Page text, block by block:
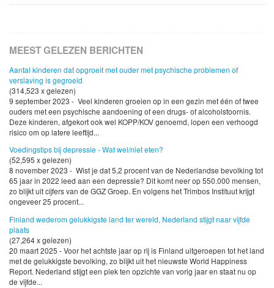
MEEST GELEZEN BERICHTEN
Aantal kinderen dat opgroeit met ouder met psychische problemen of
verslaving is gegroeid
(314,523 x gelezen)
9 september 2023 - Veel kinderen groeien op in een gezin met één of twee
ouders met een psychische aandoening of een drugs- of alcoholstoornis.
Deze kinderen, afgekort ook wel KOPP/KOV genoemd, lopen een verhoogd
risico om op latere leeftijd...
Voedingstips bij depressie - Wat wel/niet eten?
(52,595 x gelezen)
8 november 2023 - Wist je dat 5,2 procent van de Nederlandse bevolking tot
65 jaar in 2022 leed aan een depressie? Dit komt neer op 550.000 mensen,
zo blijkt uit cijfers van de GGZ Groep. En volgens het Trimbos Instituut krijgt
ongeveer 25 procent...
Finland wederom gelukkigste land ter wereld, Nederland stijgt naar vijfde
plaats
(27,264 x gelezen)
20 maart 2025 - Voor het achtste jaar op rij is Finland uitgeroepen tot het land
met de gelukkigste bevolking, zo blijkt uit het nieuwste World Happiness
Report. Nederland stijgt een plek ten opzichte van vorig jaar en staat nu op
de vijfde...